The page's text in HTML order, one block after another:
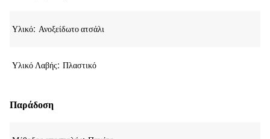
Υλικό Ανοξείδωτο ατσάλι
Υλικό Λαβής Πλαστικό
Παράδοση